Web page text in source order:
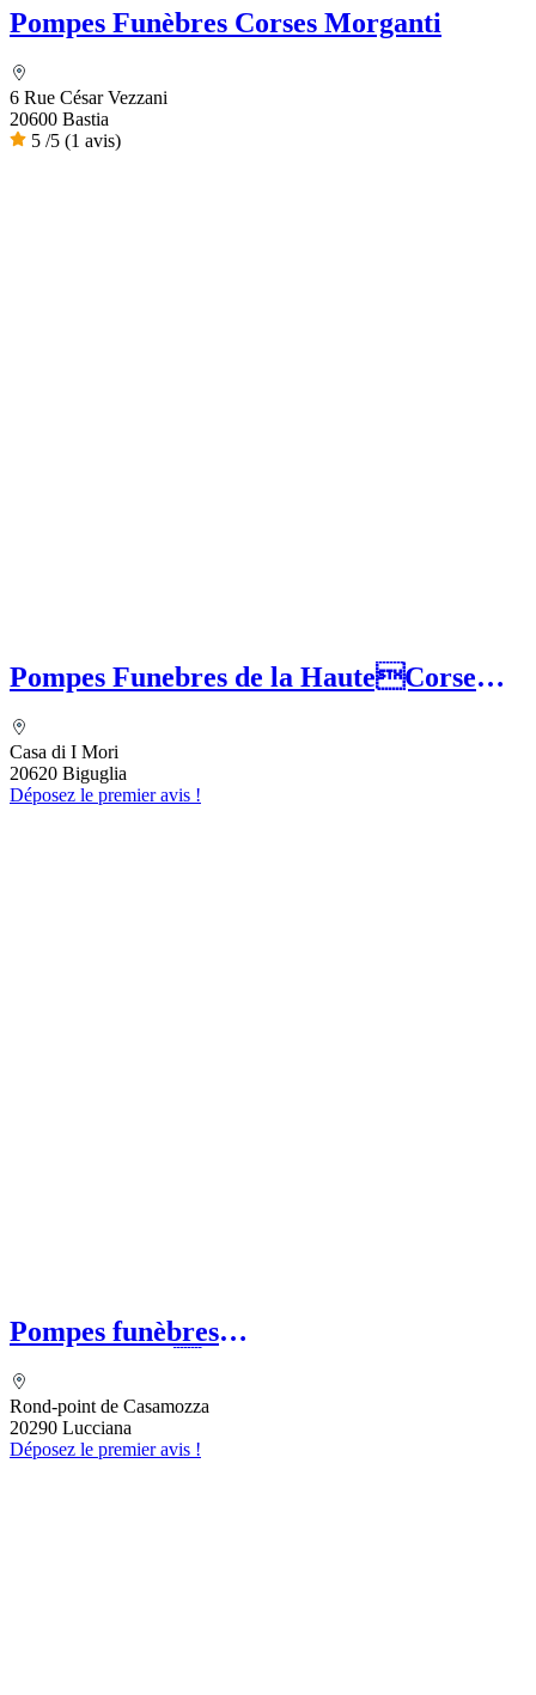
Pompes Funèbres Corses Morganti
6 Rue César Vezzani
20600 Bastia
5 /5 (1 avis)
Pompes Funebres de la HauteCorse
Casa di I Mori
20620 Biguglia
Déposez le premier avis !
Pompes funèbres
Rond-point de Casamozza
20290 Lucciana
Déposez le premier avis !